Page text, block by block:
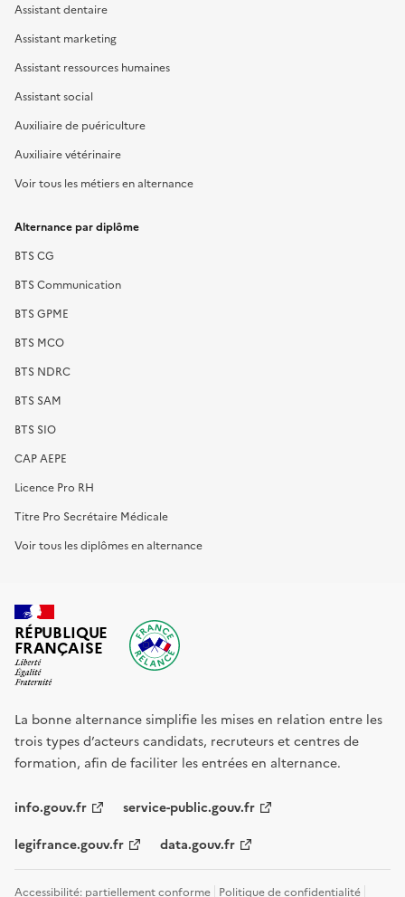
Assistant dentaire
Assistant marketing
Assistant ressources humaines
Assistant social
Auxiliaire de puériculture
Auxiliaire vétérinaire
Voir tous les métiers en alternance
Alternance par diplôme
BTS CG
BTS Communication
BTS GPME
BTS MCO
BTS NDRC
BTS SAM
BTS SIO
CAP AEPE
Licence Pro RH
Titre Pro Secrétaire Médicale
Voir tous les diplômes en alternance
RÉPUBLIQUE
FRANÇAISE
La bonne alternance simplifie les mises en relation entre les
trois types d’acteurs candidats, recruteurs et centres de
formation, afin de faciliter les entrées en alternance.
info.gouv.fr service-public.gouv.fr
legifrance.gouv.fr data.gouv.fr
Accessibilité: partiellement conforme Politique de confidentialité